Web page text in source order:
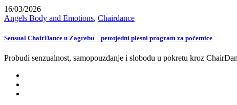
16/03/2026
Angels Body and Emotions, Chairdance
Sensual ChairDance u Zagrebu – petotjedni plesni program za početnice
Probudi senzualnost, samopouzdanje i slobodu u pokretu kroz